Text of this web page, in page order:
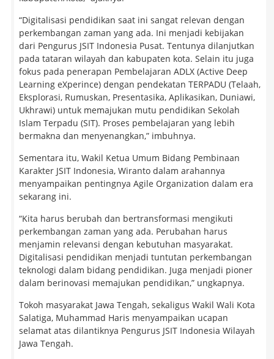
“Digitalisasi pendidikan saat ini sangat relevan dengan
perkembangan zaman yang ada. Ini menjadi kebijakan
dari Pengurus JSIT Indonesia Pusat. Tentunya dilanjutkan
pada tataran wilayah dan kabupaten kota. Selain itu juga
fokus pada penerapan Pembelajaran ADLX (Active Deep
Learning eXperince) dengan pendekatan TERPADU (Telaah,
Eksplorasi, Rumuskan, Presentasika, Aplikasikan, Duniawi,
Ukhrawi) untuk memajukan mutu pendidikan Sekolah
Islam Terpadu (SIT). Proses pembelajaran yang lebih
bermakna dan menyenangkan,” imbuhnya.
Sementara itu, Wakil Ketua Umum Bidang Pembinaan
Karakter JSIT Indonesia, Wiranto dalam arahannya
menyampaikan pentingnya Agile Organization dalam era
sekarang ini.
“Kita harus berubah dan bertransformasi mengikuti
perkembangan zaman yang ada. Perubahan harus
menjamin relevansi dengan kebutuhan masyarakat.
Digitalisasi pendidikan menjadi tuntutan perkembangan
teknologi dalam bidang pendidikan. Juga menjadi pioner
dalam berinovasi memajukan pendidikan,” ungkapnya.
Tokoh masyarakat Jawa Tengah, sekaligus Wakil Wali Kota
Salatiga, Muhammad Haris menyampaikan ucapan
selamat atas dilantiknya Pengurus JSIT Indonesia Wilayah
Jawa Tengah.